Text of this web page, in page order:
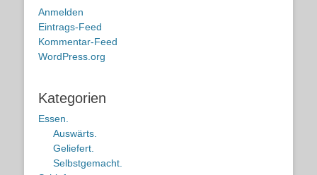
Anmelden
Eintrags-Feed
Kommentar-Feed
WordPress.org
Kategorien
Essen.
Auswärts.
Geliefert.
Selbstgemacht.